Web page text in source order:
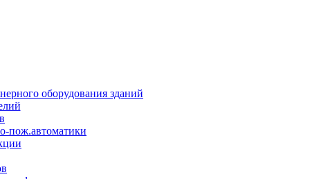
оборудования зданий
пож.автоматики